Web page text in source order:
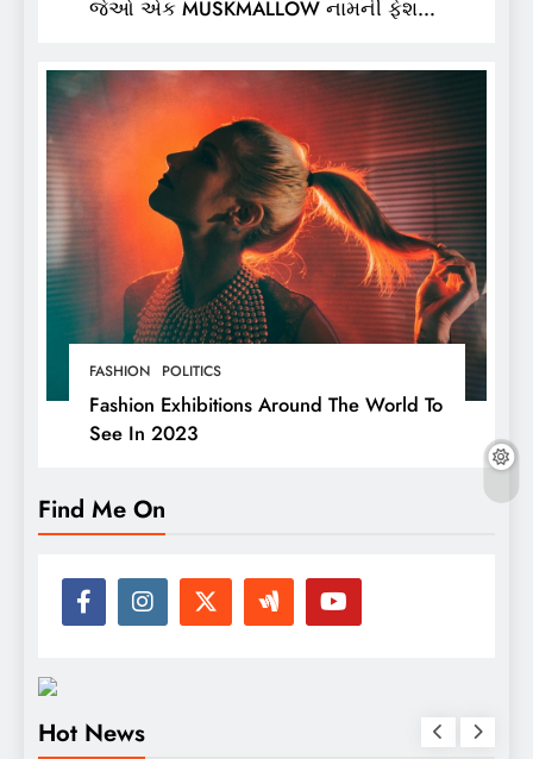
જેઓ એક MUSKMALLOW નામની ફેશન
FASHION POLITICS
Fashion Exhibitions Around The World To
See In 2023
Find Me On
Hot News